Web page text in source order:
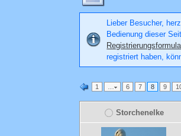
Lieber Besucher,
Bedienung dieser
registriert haben,
1 … 6 7 8 9
Storchenelke